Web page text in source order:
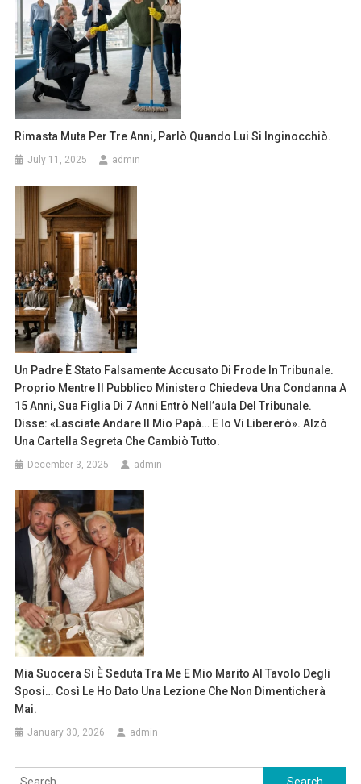
Rimasta Muta Per Tre Anni, Parlò Quando Lui Si Inginocchiò.
July 11, 2025 admin
Un Padre È Stato Falsamente Accusato Di Frode In Tribunale.
Proprio Mentre Il Pubblico Ministero Chiedeva Una Condanna A
15 Anni, Sua Figlia Di 7 Anni Entrò Nell’aula Del Tribunale.
Disse: «Lasciate Andare Il Mio Papà… E Io Vi Libererò». Alzò
Una Cartella Segreta Che Cambiò Tutto.
December 3, 2025 admin
Mia Suocera Si È Seduta Tra Me E Mio Marito Al Tavolo Degli
Sposi… Così Le Ho Dato Una Lezione Che Non Dimenticherà
Mai.
January 30, 2026 admin
Search